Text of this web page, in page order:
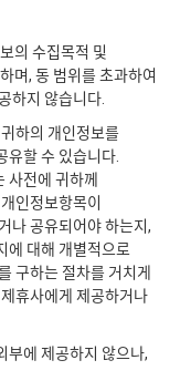
의 수집목적 및
며, 동 범위를 초과하여
하지 않습니다.
하의 개인정보를
유할 수 있습니다.
사전에 귀하께
인정보항목이
나 공유되어야 하는지,
에 대해 개별적으로
구하는 절차를 거치게
휴사에게 제공하거나
부에 제공하지 않으나,